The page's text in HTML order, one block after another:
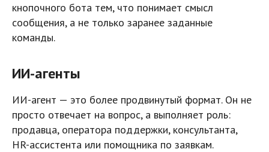
кнопочного бота тем, что понимает смысл
сообщения, а не только заранее заданные
команды.
ИИ-агенты
ИИ-агент — это более продвинутый формат. Он не
просто отвечает на вопрос, а выполняет роль:
продавца, оператора поддержки, консультанта,
HR-ассистента или помощника по заявкам.